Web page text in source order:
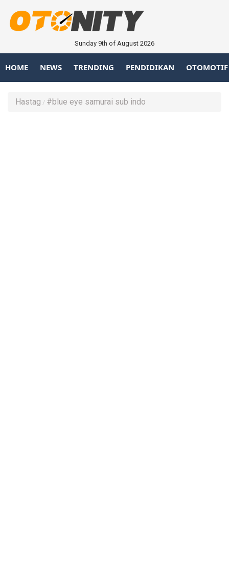
Sunday 9th of August 2026
HOME NEWS TRENDING PENDIDIKAN OTOMOTIF
Hastag #blue eye samurai sub indo